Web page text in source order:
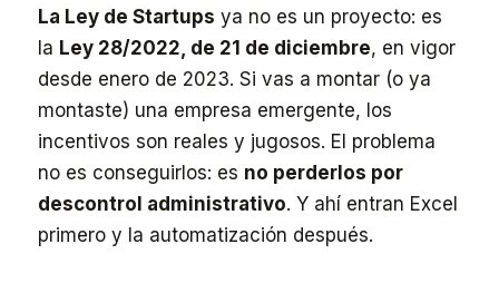
La Ley de Startups ya no es un proyecto: es
la Ley 28/2022, de 21 de diciembre, en vigor
desde enero de 2023. Si vas a montar (o ya
montaste) una empresa emergente, los
incentivos son reales y jugosos. El problema
no es conseguirlos: es no perderlos por
descontrol administrativo. Y ahí entran Excel
primero y la automatización después.